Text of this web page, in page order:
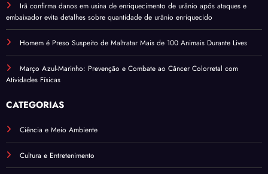
Irã confirma danos em usina de enriquecimento de urânio após ataques e
embaixador evita detalhes sobre quantidade de urânio enriquecido
Homem é Preso Suspeito de Maltratar Mais de 100 Animais Durante Lives
Março Azul-Marinho: Prevenção e Combate ao Câncer Colorretal com
Atividades Físicas
CATEGORIAS
Ciência e Meio Ambiente
Cultura e Entretenimento